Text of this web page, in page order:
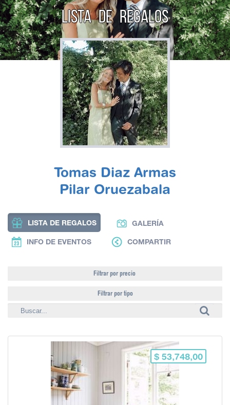
LISTA DE REGALOS
Tomas Diaz Armas
Pilar Oruezabala
LISTA DE REGALOS GALERÍA
INFO DE EVENTOS COMPARTIR
Filtrar por precio
Filtrar por tipo
$ 53,748,00